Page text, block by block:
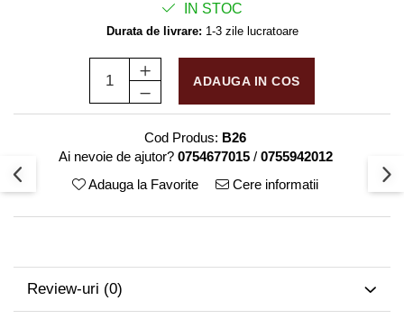
IN STOC
Durata de livrare: 1-3 zile lucratoare
ADAUGA IN COS
Cod Produs: B26
Ai nevoie de ajutor? 0754677015 / 0755942012
Adauga la Favorite
Cere informatii
Review-uri (0)